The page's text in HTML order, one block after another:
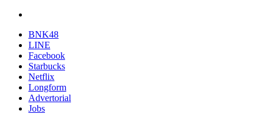
BNK48
LINE
Facebook
Starbucks
Netflix
Longform
Advertorial
Jobs